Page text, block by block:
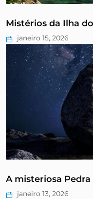
Mistérios da Ilha
janeiro 15, 2026
A misteriosa Pedra
janeiro 13, 2026